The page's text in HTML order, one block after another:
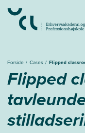
hovedindhold
Forside Cases Flipped
Flipped